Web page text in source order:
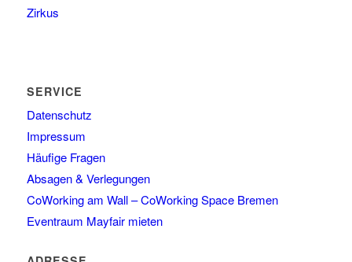
Zirkus
SERVICE
Datenschutz
Impressum
Häufige Fragen
Absagen & Verlegungen
CoWorking am Wall – CoWorking Space Bremen
Eventraum Mayfair mieten